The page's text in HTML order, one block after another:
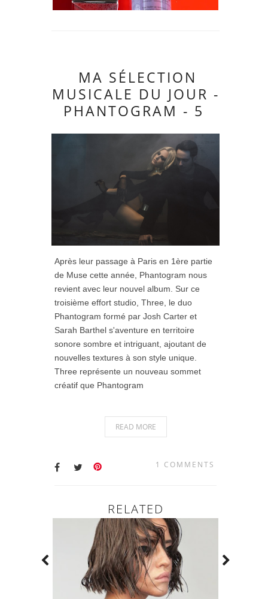
MA SÉLECTION
MUSICALE DU JOUR -
PHANTOGRAM - 5
Après leur passage à Paris en 1ère partie
de Muse cette année, Phantogram nous
revient avec leur nouvel album. Sur ce
troisième effort studio, Three, le duo
Phantogram formé par Josh Carter et
Sarah Barthel s'aventure en territoire
sonore sombre et intriguant, ajoutant de
nouvelles textures à son style unique.
Three représente un nouveau sommet
créatif que Phantogram
READ MORE
1 COMMENTS
RELATED